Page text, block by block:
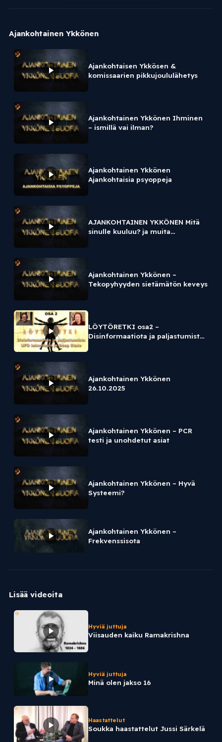
Ajankohtainen Ykkönen
Ajankohtaisen Ykkösen &
komissaarien pikkujoululähetys
Ajankohtainen Ykkönen Ihminen
– ismillä vai ilman?
Ajankohtainen Ykkönen
Ajankohtaisia psyoppeja
AJANKOHTAINEN YKKÖNEN Mitä
sinulle kuuluu? ja muita
Ajankohtainen Ykkönen –
Tekopyhyyden sietämätön keveys
LÖYTÖRETKI osa2 –
Disinformaatiota ja paljastumista
Ajankohtainen Ykkönen
26.10.2025
Ajankohtainen Ykkönen – PCR
testi ja unohdetut asiat
Ajankohtainen Ykkönen – Hyvä
Systeemi?
Ajankohtainen Ykkönen –
Frekvenssisota
Lisää videoita
Hyviä juttuja
Viisauden kaiku Ramakrishna
Hyviä juttuja
Minä olen jakso 16
Haastattelut
Soukka haastattelut Jussi Särkelä